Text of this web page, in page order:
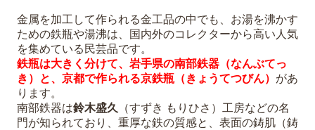
金属を加工して作られる金工品の中でも、お湯を沸かす
ための鉄瓶や湯沸は、国内外のコレクターから高い人気
を集めている民芸品です。
鉄瓶は大きく分けて、岩手県の南部鉄器（なんぶてっ
き）と、京都で作られる京鉄瓶（きょうてつびん） があ
ります。
南部鉄器は鈴木盛久
（すずき もりひさ）工房などの名
門が知られており、重厚な鉄の質感と、表面の鋳肌（鋳